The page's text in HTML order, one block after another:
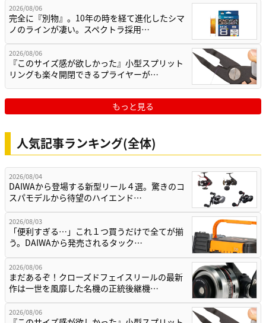
2026/08/06
完全に『別物』。10年の時を経て進化したシマ
ノのラインが凄い。スペクトラ採用…
2026/08/06
『このサイズ感が欲しかった』小型スプリット
リングも楽々開閉できるプライヤーが…
もっと見る
人気記事ランキング(全体)
2026/08/04
DAIWAから登場する新型リール４選。驚きのコ
スパモデルから待望のハイエンド…
2026/08/03
「便利すぎる…」これ１つ買うだけで全てが揃
う。DAIWAから発売されるタック…
2026/08/06
まだあるぞ！クローズドフェイスリールの最新
作は一世を風靡した名機の正統後継機…
2026/08/06